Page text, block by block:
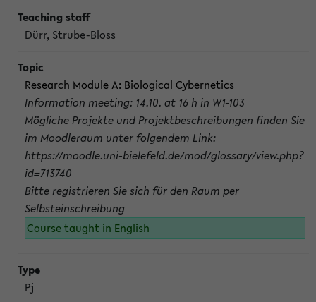
Dürr, Strube-Bloss
Research Module A: Biological Cybernetics
Information meeting: 14.10. at 16 h in W1-103
Mögliche Projekte und Projektbeschreibungen finden Sie
im Moodleraum unter folgendem Link:
https://moodle.uni-bielefeld.de/mod/glossary/view.php?
id=713740
Bitte registrieren Sie sich für den Raum per
Selbsteinschreibung
Course taught in English
Pj